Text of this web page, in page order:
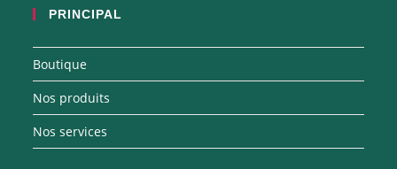
PRINCIPAL
Boutique
Nos produits
Nos services